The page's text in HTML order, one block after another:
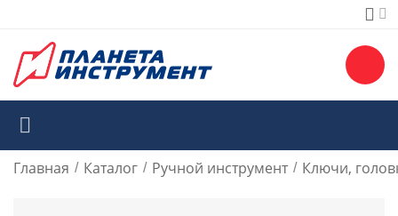
Главная / Каталог / Ручной инструмент / Ключи,